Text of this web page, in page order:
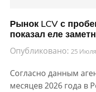
Рынок LCV с
показал еле
Опубликовано: 25
Согласно данным
месяцев 2026 года в